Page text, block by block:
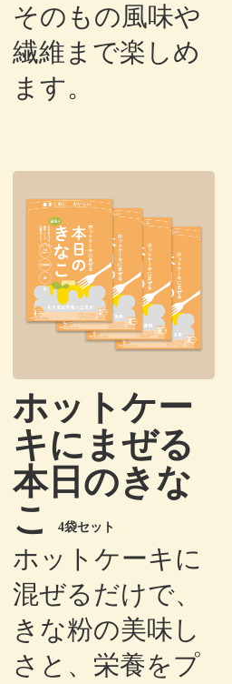
そのもの風味や
繊維まで楽しめ
ます。
ホットケー
キにまぜる
本日のきな
こ
4袋セット
ホットケーキに
混ぜるだけで、
きな粉の美味し
さと、栄養をプ